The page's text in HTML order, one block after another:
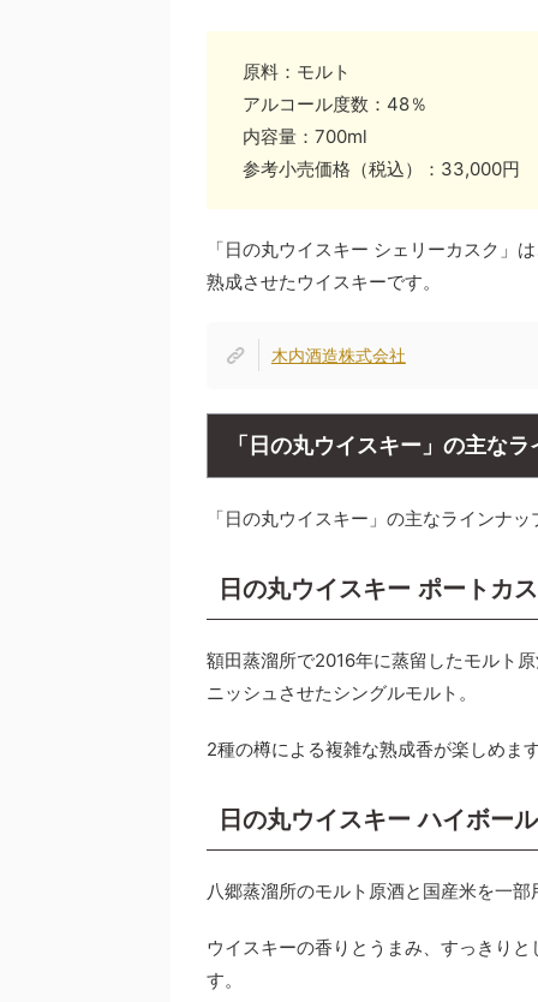
原料：モルト
アルコール度数：48％
内容量：700ml
参考小売価格（税込）：33,000円
「日の丸ウイスキー シェリーカスク」
熟成させたウイスキーです。
木内酒造株式会社
「日の丸ウイスキー」の主な
「日の丸ウイスキー」の主なラインナ
日の丸ウイスキー ポートカ
額田蒸溜所で2016年に蒸留したモルト
ニッシュさせたシングルモルト。
2種の樽による複雑な熟成香が楽しめま
日の丸ウイスキー ハイボール
八郷蒸溜所のモルト原酒と国産米を一
ウイスキーの香りとうまみ、すっきり
す。